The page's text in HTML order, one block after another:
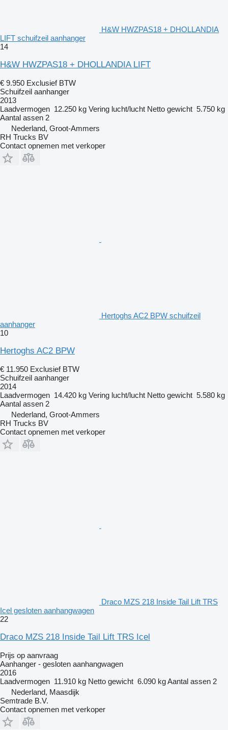
H&W HWZPAS18 + DHOLLANDIA
LIFT schuifzeil aanhanger
14
H&W HWZPAS18 + DHOLLANDIA LIFT
€ 9.950 Exclusief BTW
Schuifzeil aanhanger
2013
Laadvermogen 12.250 kg Vering lucht/lucht Netto gewicht 5.750 kg
Aantal assen 2
Nederland, Groot-Ammers
RH Trucks BV
Contact opnemen met verkoper
Hertoghs AC2 BPW schuifzeil
aanhanger
10
Hertoghs AC2 BPW
€ 11.950 Exclusief BTW
Schuifzeil aanhanger
2014
Laadvermogen 14.420 kg Vering lucht/lucht Netto gewicht 5.580 kg
Aantal assen 2
Nederland, Groot-Ammers
RH Trucks BV
Contact opnemen met verkoper
Draco MZS 218 Inside Tail Lift TRS
Icel gesloten aanhangwagen
22
Draco MZS 218 Inside Tail Lift TRS Icel
Prijs op aanvraag
Aanhanger - gesloten aanhangwagen
2016
Laadvermogen 11.910 kg Netto gewicht 6.090 kgAantal assen 2
Nederland, Maasdijk
Semtrade B.V.
Contact opnemen met verkoper